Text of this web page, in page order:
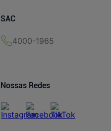
SAC
4000-1965
Nossas Redes